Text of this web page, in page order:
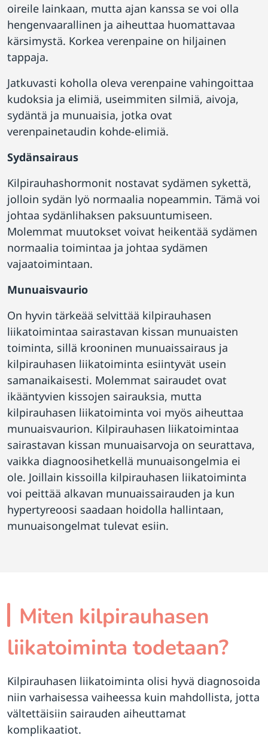
oireile lainkaan, mutta ajan kanssa se voi olla
hengenvaarallinen ja aiheuttaa huomattavaa
kärsimystä. Korkea verenpaine on hiljainen
tappaja.
Jatkuvasti koholla oleva verenpaine vahingoittaa
kudoksia ja elimiä, useimmiten silmiä, aivoja,
sydäntä ja munuaisia, jotka ovat
verenpainetaudin kohde-elimiä.
Sydänsairaus
Kilpirauhashormonit nostavat sydämen sykettä,
jolloin sydän lyö normaalia nopeammin. Tämä voi
johtaa sydänlihaksen paksuuntumiseen.
Molemmat muutokset voivat heikentää sydämen
normaalia toimintaa ja johtaa sydämen
vajaatoimintaan.
Munuaisvaurio
On hyvin tärkeää selvittää kilpirauhasen
liikatoimintaa sairastavan kissan munuaisten
toiminta, sillä krooninen munuaissairaus ja
kilpirauhasen liikatoiminta esiintyvät usein
samanaikaisesti. Molemmat sairaudet ovat
ikääntyvien kissojen sairauksia, mutta
kilpirauhasen liikatoiminta voi myös aiheuttaa
munuaisvaurion. Kilpirauhasen liikatoimintaa
sairastavan kissan munuaisarvoja on seurattava,
vaikka diagnoosihetkellä munuaisongelmia ei
ole. Joillain kissoilla kilpirauhasen liikatoiminta
voi peittää alkavan munuaissairauden ja kun
hypertyreoosi saadaan hoidolla hallintaan,
munuaisongelmat tulevat esiin.
Miten kilpirauhasen
liikatoiminta todetaan?
Kilpirauhasen liikatoiminta olisi hyvä diagnosoida
niin varhaisessa vaiheessa kuin mahdollista, jotta
vältettäisiin sairauden aiheuttamat
komplikaatiot.